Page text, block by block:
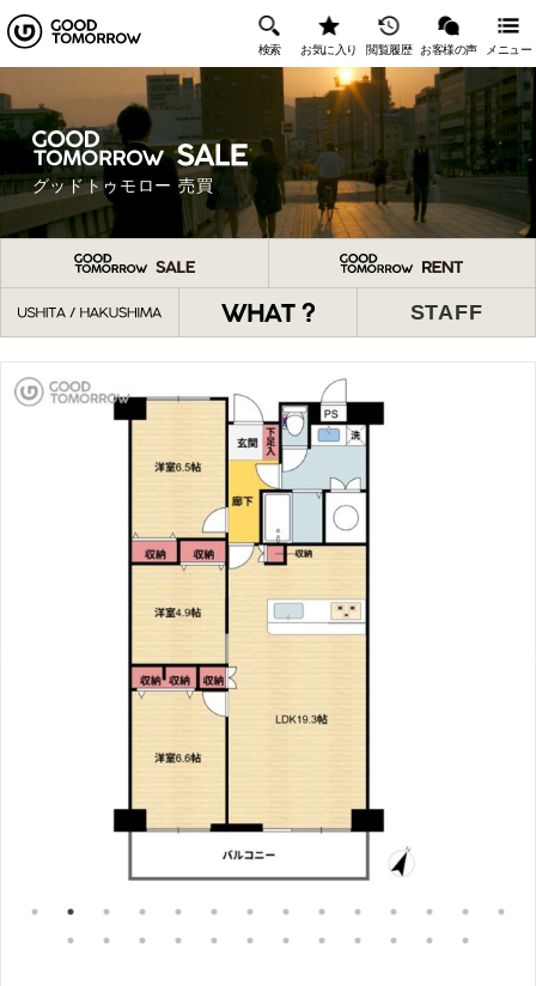
検索 お気に入り 閲覧履歴 お客様の声 メニュー
グッドトゥモロー 売買
STAFF